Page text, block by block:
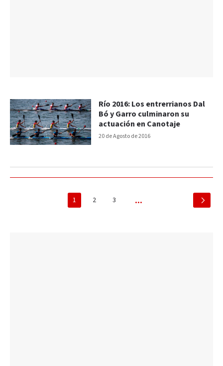
20 de Agosto de 2016
Río 2016: Los entrerrianos Dal
Bó y Garro culminaron su
actuación en Canotaje
1 2 3